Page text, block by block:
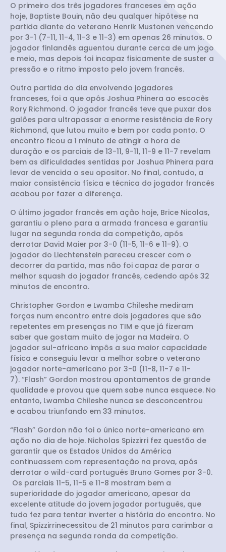
O primeiro dos três jogadores franceses em ação
hoje, Baptiste Bouin, não deu qualquer hipótese na
partida diante do veterano Henrik Mustonen vencendo
por 3-1 (7-11, 11-4, 11-3 e 11-3) em apenas 26 minutos. O
jogador finlandês aguentou durante cerca de um jogo
e meio, mas depois foi incapaz fisicamente de suster a
pressão e o ritmo imposto pelo jovem francês.
Outra partida do dia envolvendo jogadores
franceses, foi a que opôs Joshua Phinera ao escocês
Rory Richmond. O jogador francês teve que puxar dos
galões para ultrapassar a enorme resistência de Rory
Richmond, que lutou muito e bem por cada ponto. O
encontro ficou a 1 minuto de atingir a hora de
duração e os parciais de 13-11, 9-11, 11-9 e 11-7 revelam
bem as dificuldades sentidas por Joshua Phinera para
levar de vencida o seu opositor. No final, contudo, a
maior consistência física e técnica do jogador francês
acabou por fazer a diferença.
O último jogador francês em ação hoje, Brice Nicolas,
garantiu o pleno para a armada francesa e garantiu
lugar na segunda ronda da competição, após
derrotar David Maier por 3-0 (11-5, 11-6 e 11-9). O
jogador do Liechtenstein pareceu crescer com o
decorrer da partida, mas não foi capaz de parar o
melhor squash do jogador francês, cedendo após 32
minutos de encontro.
Christopher Gordon e Lwamba Chileshe mediram
forças num encontro entre dois jogadores que são
repetentes em presenças no TIM e que já fizeram
saber que gostam muito de jogar na Madeira. O
jogador sul-africano impôs a sua maior capacidade
física e conseguiu levar a melhor sobre o veterano
jogador norte-americano por 3-0 (11-8, 11-7 e 11-
7). “Flash” Gordon mostrou apontamentos de grande
qualidade e provou que quem sabe nunca esquece. No
entanto, Lwamba Chileshe nunca se desconcentrou
e acabou triunfando em 33 minutos.
“Flash” Gordon não foi o único norte-americano em
ação no dia de hoje. Nicholas Spizzirri fez questão de
garantir que os Estados Unidos da América
continuassem com representação na prova, após
derrotar o wild-card português Bruno Gomes por 3-0.
Os parciais 11-5, 11-5 e 11-8 mostram bem a
superioridade do jogador americano, apesar da
excelente atitude do jovem jogador português, que
tudo fez para tentar inverter a história do encontro. No
final, Spizzirrinecessitou de 21 minutos para carimbar a
presença na segunda ronda da competição.